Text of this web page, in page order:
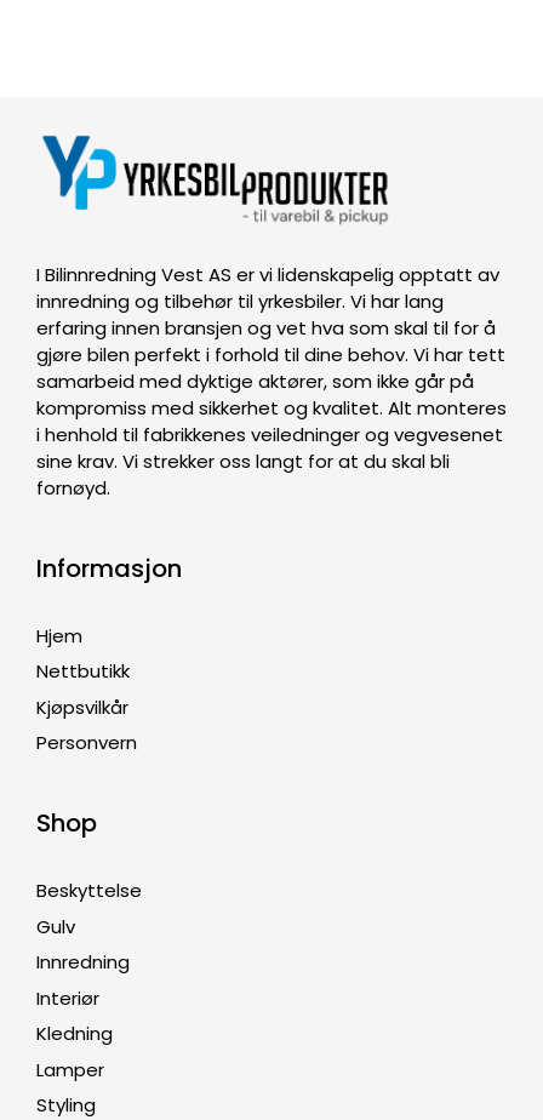
I Bilinnredning Vest AS er vi lidenskapelig opptatt av
innredning og tilbehør til yrkesbiler. Vi har lang
erfaring innen bransjen og vet hva som skal til for å
gjøre bilen perfekt i forhold til dine behov. Vi har tett
samarbeid med dyktige aktører, som ikke går på
kompromiss med sikkerhet og kvalitet. Alt monteres
i henhold til fabrikkenes veiledninger og vegvesenet
sine krav. Vi strekker oss langt for at du skal bli
fornøyd.
Informasjon
Hjem
Nettbutikk
Kjøpsvilkår
Personvern
Shop
Beskyttelse
Gulv
Innredning
Interiør
Kledning
Lamper
Styling